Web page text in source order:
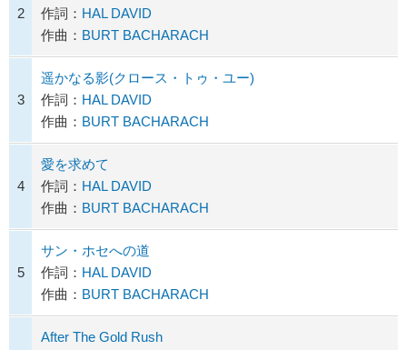
2
作詞： HAL DAVID
作曲： BURT BACHARACH
3
遥かなる影(クロース・トゥ・ユー)
作詞： HAL DAVID
作曲： BURT BACHARACH
4
愛を求めて
作詞： HAL DAVID
作曲： BURT BACHARACH
5
サン・ホセへの道
作詞： HAL DAVID
作曲： BURT BACHARACH
After The Gold Rush